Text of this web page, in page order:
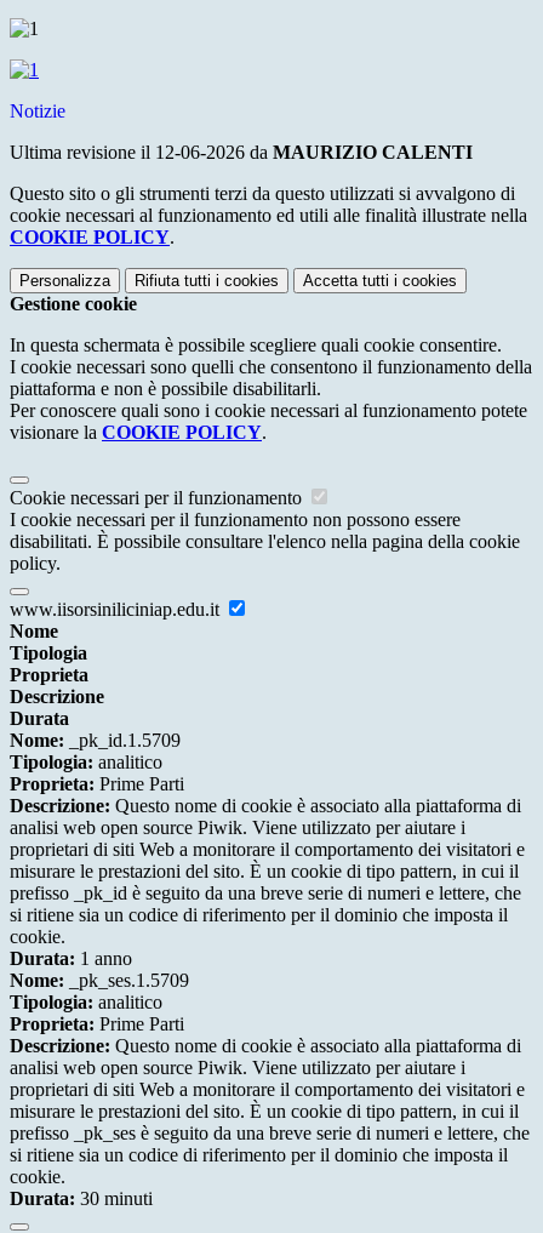
Notizie
Ultima revisione il 12-06-2026 da MAURIZIO CALENTI
Questo sito o gli strumenti terzi da questo utilizzati si avvalgono di
cookie necessari al funzionamento ed utili alle finalità illustrate nella
COOKIE POLICY.
Personalizza Rifiuta tutti i cookies Accetta tutti i cookies
Gestione cookie
In questa schermata è possibile scegliere quali cookie consentire.
I cookie necessari sono quelli che consentono il funzionamento della
piattaforma e non è possibile disabilitarli.
Per conoscere quali sono i cookie necessari al funzionamento potete
visionare la COOKIE POLICY.
Cookie necessari per il funzionamento
I cookie necessari per il funzionamento non possono essere
disabilitati. È possibile consultare l'elenco nella pagina della cookie
policy.
www.iisorsiniliciniap.edu.it
Nome
Tipologia
Proprieta
Descrizione
Durata
Nome: _pk_id.1.5709
Tipologia: analitico
Proprieta: Prime Parti
Descrizione: Questo nome di cookie è associato alla piattaforma di
analisi web open source Piwik. Viene utilizzato per aiutare i
proprietari di siti Web a monitorare il comportamento dei visitatori e
misurare le prestazioni del sito. È un cookie di tipo pattern, in cui il
prefisso _pk_id è seguito da una breve serie di numeri e lettere, che
si ritiene sia un codice di riferimento per il dominio che imposta il
cookie.
Durata: 1 anno
Nome: _pk_ses.1.5709
Tipologia: analitico
Proprieta: Prime Parti
Descrizione: Questo nome di cookie è associato alla piattaforma di
analisi web open source Piwik. Viene utilizzato per aiutare i
proprietari di siti Web a monitorare il comportamento dei visitatori e
misurare le prestazioni del sito. È un cookie di tipo pattern, in cui il
prefisso _pk_ses è seguito da una breve serie di numeri e lettere, che
si ritiene sia un codice di riferimento per il dominio che imposta il
cookie.
Durata: 30 minuti